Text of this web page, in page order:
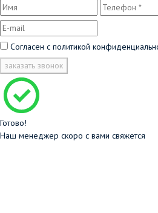
Согласен с политикой
заказать звонок
Готово!
Наш менеджер скоро с вами свяжется